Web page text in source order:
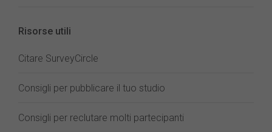
Risorse utili
Citare SurveyCircle
Consigli per pubblicare il tuo studio
Consigli per reclutare molti partecipanti